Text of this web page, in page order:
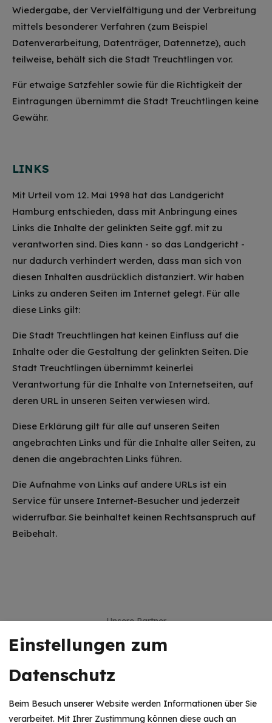
Wiedergabe, der Vervielfältigung und der Verbreitung
mittels besonderer Verfahren (zum Beispiel
Datenverarbeitung, Datenträger, Datennetze), auch
teilweise, behält sich die Stadt Treuchtlingen vor.
Für etwaige Satzfehler sowie für die Richtigkeit der
Eintragungen übernimmt die Stadt Treuchtlingen keine
Gewähr.
LINKS
Mit Urteil vom 12. Mai 1998 hat das Landgericht
Hamburg entschieden, dass mit Anbringung eines
Links die Inhalte der gelinkten Seite ggf. mit zu
verantworten sind. Dies kann - so das Landgericht -
nur dadurch verhindert werden, dass man sich von
diesen Inhalten ausdrücklich distanziert. Wir haben
Links zu anderen Seiten im Internet gelegt. Für alle
diese Links gilt:
Die Stadt Treuchtlingen hat keinen Einfluss auf die
Inhalte oder die Gestaltung der gelinkten Seiten. Die
Stadt Treuchtlingen übernimmt keinerlei
Verantwortung für die Inhalte von Internetseiten, auf
deren URL in unseren Seiten verwiesen wird.
Diese Erklärung gilt für alle auf unseren Seiten
angebrachten Links und für die Inhalte aller Seiten, zu
denen die angebrachten Links führen.
Die Aufnahme von Links auf andere URLs ist ein
Service für unsere Internet-Besucher und jederzeit
widerrufbar. Sie beinhaltet keinen Rechtsanspruch auf
Beibehalt.
Unsere Partner
Einstellungen zum
Datenschutz
Beim Besuch unserer Website werden Informationen über Sie
verarbeitet. Mit Ihrer Zustimmung können diese auch an